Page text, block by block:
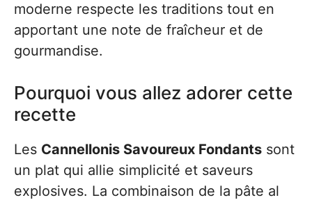
moderne respecte les traditions tout en
apportant une note de fraîcheur et de
gourmandise.
Pourquoi vous allez adorer cette
recette
Les Cannellonis Savoureux Fondants sont
un plat qui allie simplicité et saveurs
explosives. La combinaison de la pâte al